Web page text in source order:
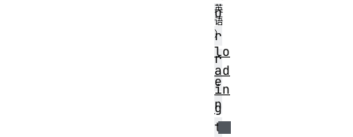
u
r
r
e
n
t
lo
ad
in
g